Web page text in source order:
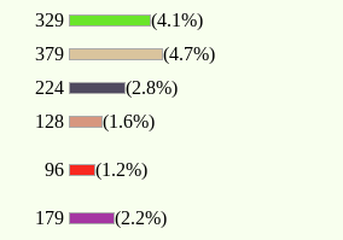
329
(4.1%)
379
(4.7%)
224
(2.8%)
128 (1.6%)
96 (1.2%)
179 (2.2%)